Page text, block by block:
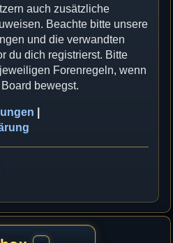
auch zusätzliche
Beachte bitte unsere
und die verwandten
du dich registrierst. Bitte
Forenregeln, wenn
bewegst.